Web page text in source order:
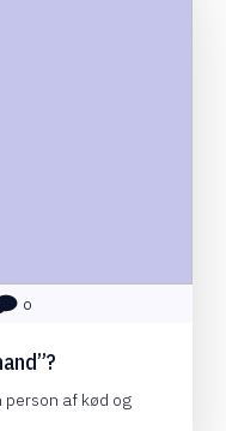
0
person af kød og